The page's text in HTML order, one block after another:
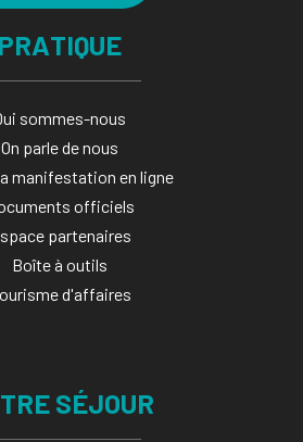
PRATIQUE
sommes-nous
On parle de nous
manifestation en ligne​
officiels
partenaires
Boîte à outils
d'affaires
SÉJOUR